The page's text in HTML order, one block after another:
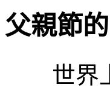
父親節
世界上